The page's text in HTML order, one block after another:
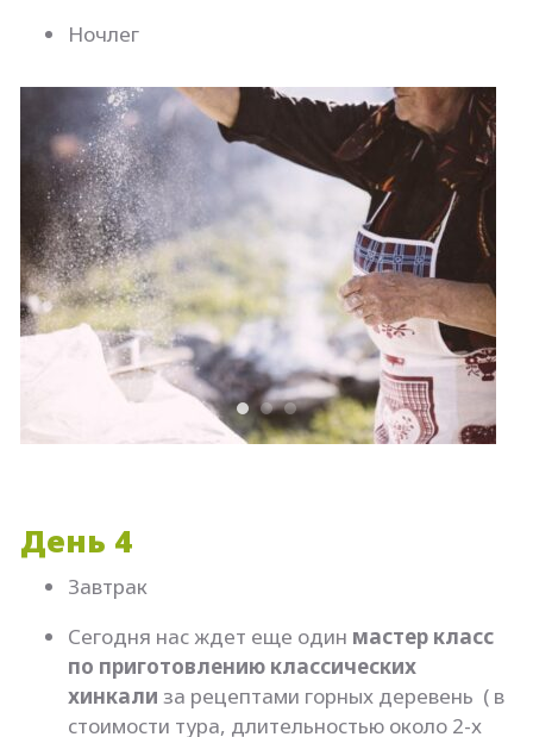
Ночлег
День 4
Завтрак
Сегодня нас ждет еще один мастер класс
по приготовлению классических
хинкали за рецептами горных деревень ( в
стоимости тура, длительностью около 2-х